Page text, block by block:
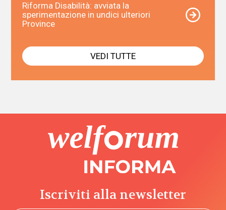
Riforma Disabilità: avviata la
sperimentazione in undici ulteriori
Province
VEDI TUTTE
Iscriviti alla newsletter